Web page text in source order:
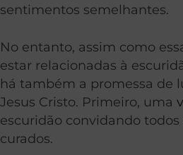
sentimentos semelhantes.
No entanto, assim como
estar relacionadas à
há também a promessa de
Jesus Cristo. Primeiro, uma
escuridão convidando
curados.